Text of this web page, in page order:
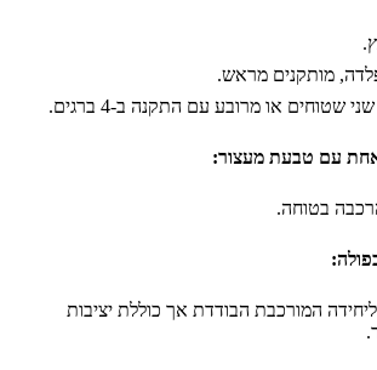
פלדה, מותקנים מראש.
שטוחים או מרובע עם התקנה ב-4 ברגים.
עם טבעת מעצור:
בטוחה.
המורכבת הבודדת אך כוללת יציבות